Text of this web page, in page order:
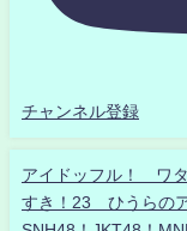
チャンネル登録
アイドッフル！ ワ
すき！23 ひうらの